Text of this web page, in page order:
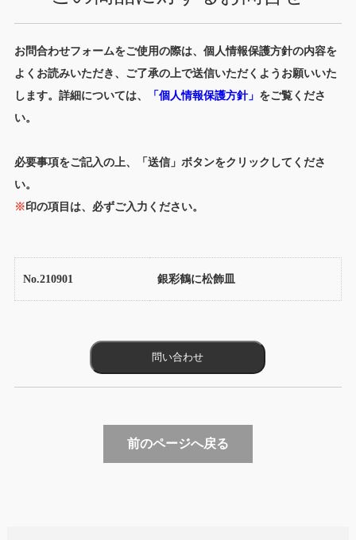
お問合わせフォームをご使用の際は、個人情報保護方針の内容を
よくお読みいただき、ご了承の上で送信いただくようお願いいた
します。詳細については、
「個人情報保護方針」 をご覧くださ
い。
必要事項をご記入の上、「送信」ボタンをクリックしてくださ
い。
※印の項目は、必ずご入力ください。
No.210901 銀彩鶴に松飾皿
前のページへ戻る